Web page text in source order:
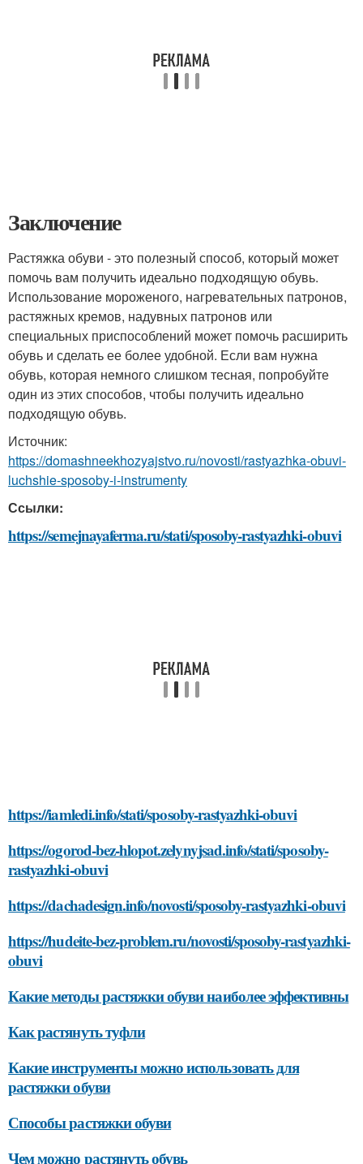
Заключение
Растяжка обуви - это полезный способ, который может
помочь вам получить идеально подходящую обувь.
Использование мороженого, нагревательных патронов,
растяжных кремов, надувных патронов или
специальных приспособлений может помочь расширить
обувь и сделать ее более удобной. Если вам нужна
обувь, которая немного слишком тесная, попробуйте
один из этих способов, чтобы получить идеально
подходящую обувь.
Источник:
https://domashneekhozyajstvo.ru/novosti/rastyazhka-obuvi-
luchshie-sposoby-i-instrumenty
Ссылки:
https://semejnayaferma.ru/stati/sposoby-rastyazhki-obuvi
https://iamledi.info/stati/sposoby-rastyazhki-obuvi
https://ogorod-bez-hlopot.zelynyjsad.info/stati/sposoby-
rastyazhki-obuvi
https://dachadesign.info/novosti/sposoby-rastyazhki-obuvi
https://hudeite-bez-problem.ru/novosti/sposoby-rastyazhki-
obuvi
Какие методы растяжки обуви наиболее эффективны
Как растянуть туфли
Какие инструменты можно использовать для
растяжки обуви
Способы растяжки обуви
Чем можно растянуть обувь